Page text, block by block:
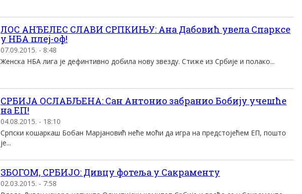
ЛОС АНЂЕЛЕС СЛАВИ СРПКИЊУ: Ана Дабовић увела Спарксе
у НБА плеј-оф!
07.09.2015. - 8:48
Женска НБА лига је дефинтивно добила нову звезду. Стиже из Србије и полако...
СРБИЈА ОСЛАБЉЕНА: Сан Антонио забранио Бобију учешће
на ЕП!
04.08.2015. - 18:10
Српски кошаркаш Бобан Марјановић неће моћи да игра на предстојећем ЕП, пошто
је...
ЗБОГОМ, СРБИЈО: Дивцу фотеља у Сакраменту
02.03.2015. - 7:58